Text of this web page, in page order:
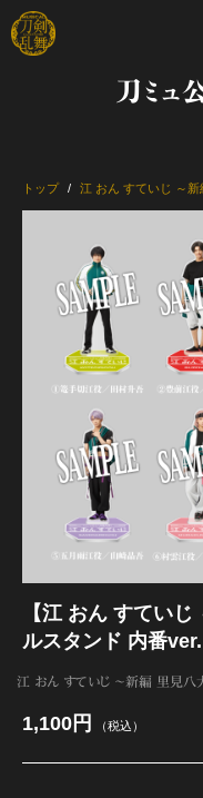
刀ミュ
最新カテゴリー
加
髭切
江 おん すて
トップ 江 おん すていじ ～新
【江 おん すてい
ルスタンド 内番ver.
江 おん すていじ ～新編 里見八
1,100円 （税込）